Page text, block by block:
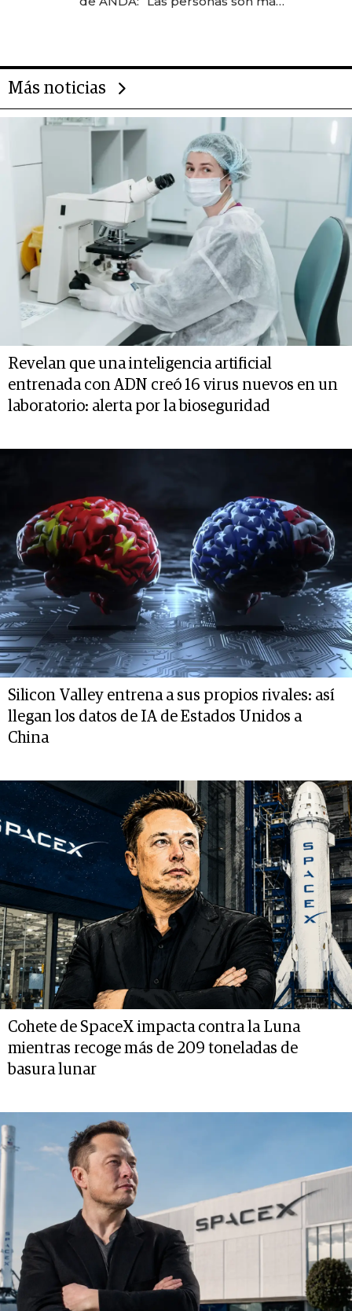
Más noticias
Revelan que una inteligencia artificial
entrenada con ADN creó 16 virus nuevos en un
laboratorio: alerta por la bioseguridad
Silicon Valley entrena a sus propios rivales: así
llegan los datos de IA de Estados Unidos a
China
Cohete de SpaceX impacta contra la Luna
mientras recoge más de 209 toneladas de
basura lunar